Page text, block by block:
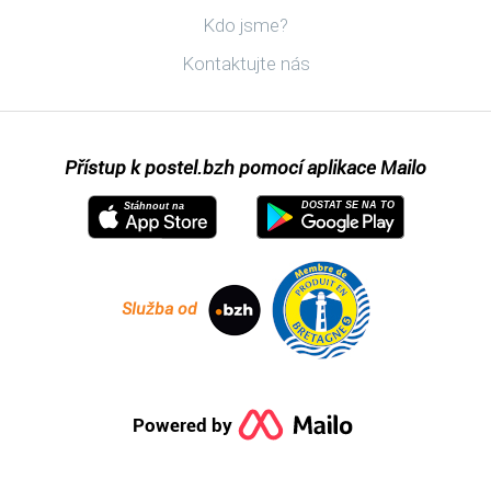
Objevit postel.bzh
Kdo jsme?
Kontaktujte nás
Přístup k postel.bzh pomocí aplikace Mailo
Stáhnout na DOSTAT SE NA TO
Služba od
Powered by